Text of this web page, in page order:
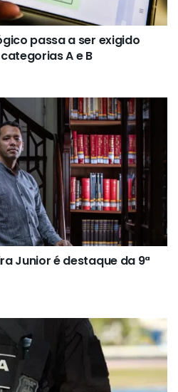
passa a ser exigido
A e B
Junior é destaque da 9ª